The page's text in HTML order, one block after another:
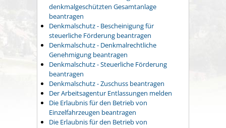
denkmalgeschützten Gesamtanlage
beantragen
Denkmalschutz - Bescheinigung für
steuerliche Förderung beantragen
Denkmalschutz - Denkmalrechtliche
Genehmigung beantragen
Denkmalschutz - Steuerliche Förderung
beantragen
Denkmalschutz - Zuschuss beantragen
Der Arbeitsagentur Entlassungen melden
Die Erlaubnis für den Betrieb von
Einzelfahrzeugen beantragen
Die Erlaubnis für den Betrieb von